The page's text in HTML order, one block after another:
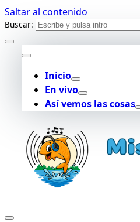
Saltar al contenido
Buscar:
Inicio
En vivo
Así vemos las cosas